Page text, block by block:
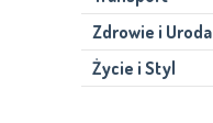
Zdrowie i Uroda
Życie i Styl